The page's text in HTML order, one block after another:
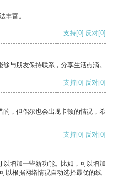
丰富。
支持[0] 反对[0]
与朋友保持联系，分享生活点滴。
支持[0] 反对[0]
的，但偶尔也会出现卡顿的情况，希
支持[0] 反对[0]
增加一些新功能。比如，可以增加
以根据网络情况自动选择最优的线